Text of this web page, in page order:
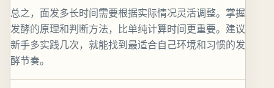
总之，面发多长时间需要根据实际情况灵活调整。掌握
发酵的原理和判断方法，比单纯计算时间更重要。建议
新手多实践几次，就能找到最适合自己环境和习惯的发
酵节奏。